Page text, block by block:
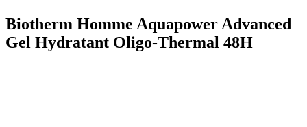
Biotherm Homme Aquapower Advanced
Gel Hydratant Oligo-Thermal 48H